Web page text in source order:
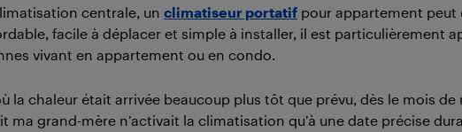
centrale, un climatiseur portatif pour appartement peut
facile à déplacer et simple à installer, il est particulièrement
vivant en appartement ou en condo.
la chaleur était arrivée beaucoup plus tôt que prévu, dès le mois de
ma grand-mère n’activait la climatisation qu’à une date précise